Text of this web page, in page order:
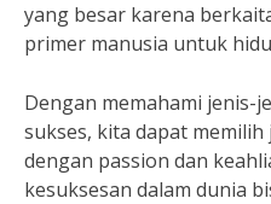
yang besar karena
primer manusia untuk
Dengan memahami jenis-
sukses, kita dapat
dengan passion dan
kesuksesan dalam dunia